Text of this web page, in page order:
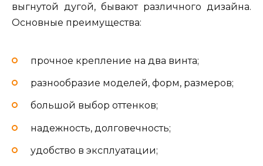
выгнутой дугой, бывают различного дизайна.
Основные преимущества:
прочное крепление на два винта;
разнообразие моделей, форм, размеров;
большой выбор оттенков;
надежность, долговечность;
удобство в эксплуатации;